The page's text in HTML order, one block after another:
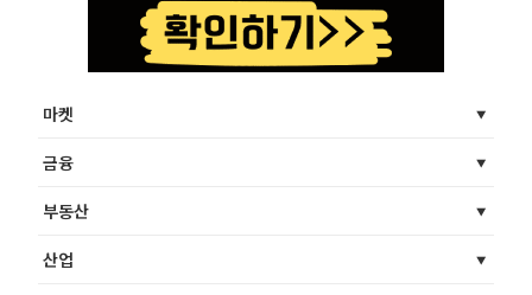
마켓
금융
부동산
산업